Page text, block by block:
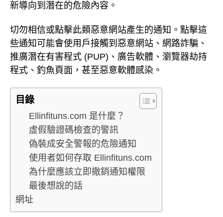
新導向到潛在的危險內容。
切勿相信或點擊此類惡意網站產生的通知。點擊這
些通知可能會使用戶接觸到惡意網站、網路詐騙、
推廣潛在有害程式 (PUP)、廣告軟體、瀏覽器劫持
程式、釣魚頁面，甚至惡意軟體感染。
目錄
Ellinfituns.com 是什麼？
虛假驗證碼檢查的警訊
偽裝成安全警報的危險通知
使用者如何存取 Ellinfituns.com
為什麼應該立即撤銷通知權限
最後想說的話
網址